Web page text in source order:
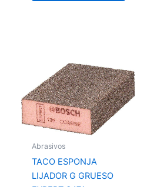
Abrasivos
TACO ESPONJA
LIJADOR G GRUESO